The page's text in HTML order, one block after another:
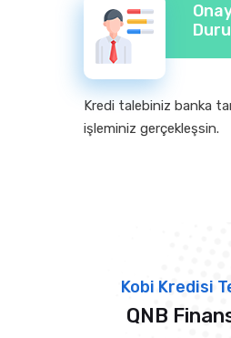
Kredi talebiniz banka
işleminiz gerçekleşsin.
Kobi Kredisi
QNB